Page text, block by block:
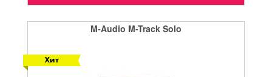
M-Audio M-Track Solo